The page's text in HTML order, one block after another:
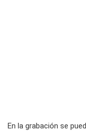
En la grabación se